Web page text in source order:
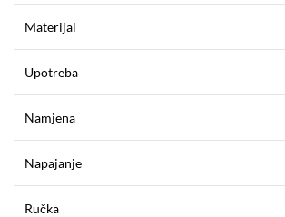
Materijal
Upotreba
Namjena
Napajanje
Ručka